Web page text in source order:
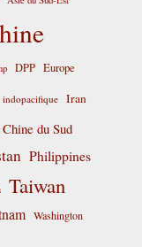
DPP Europe
indopacifique Iran
du Sud
Philippines
Taiwan
Washington